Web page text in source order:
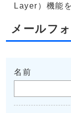
Layer）機能
メールフ
名前